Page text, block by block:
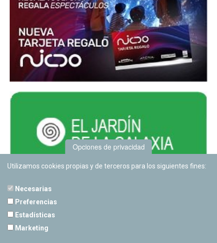
Opciones de privacidad
Utilizamos cookies propias y de terceros para los siguientes fines:
Necesarias
Preferencias
Estadísticas
Marketing